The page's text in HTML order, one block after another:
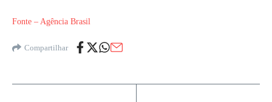
Fonte – Agência Brasil
Compartilhar